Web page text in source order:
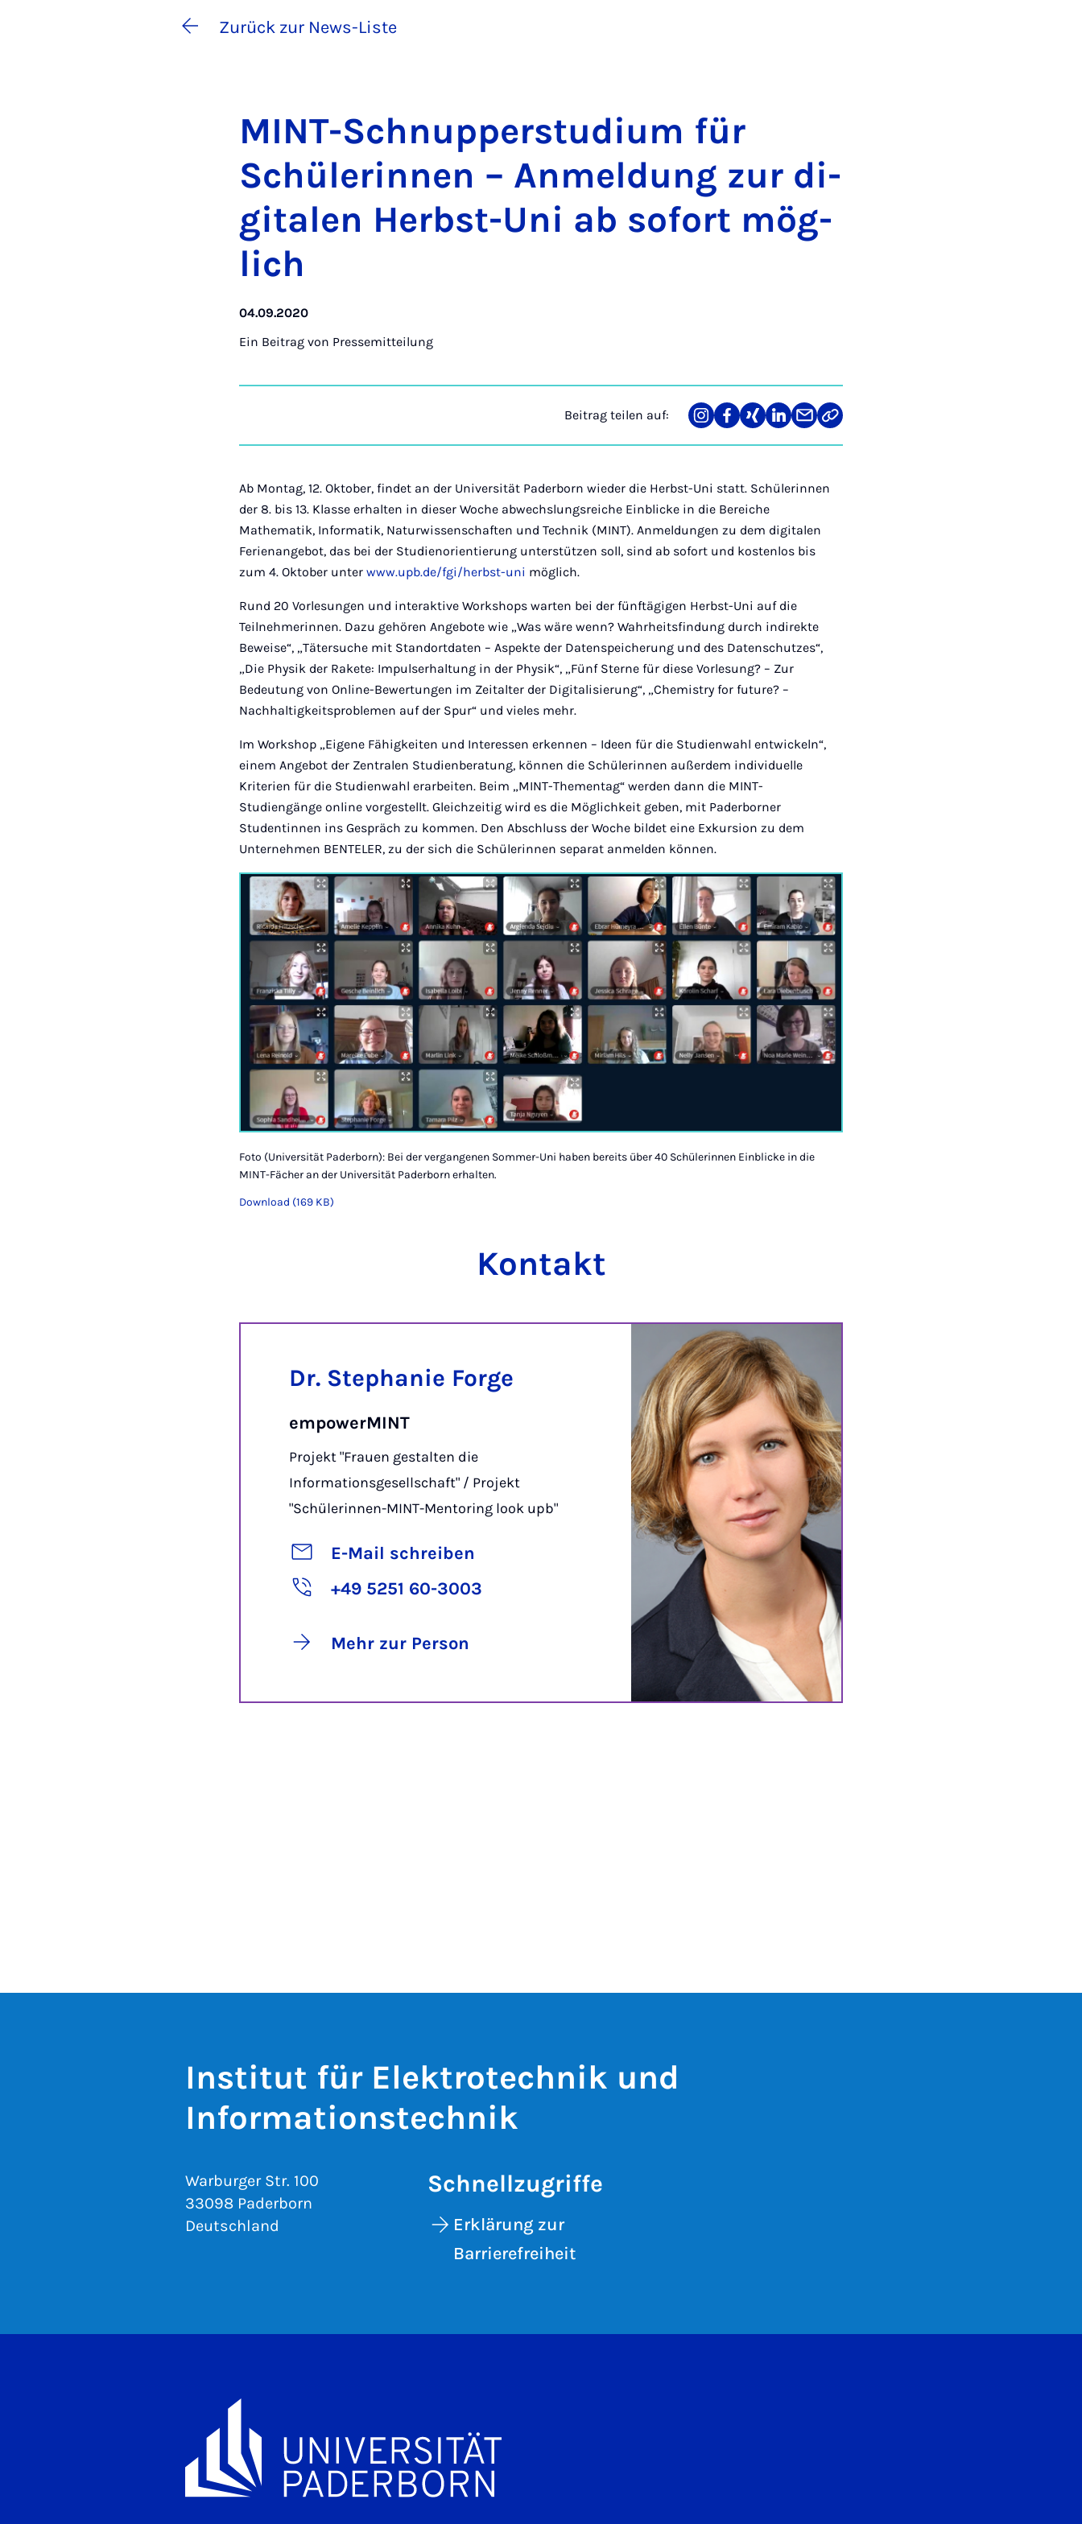
Zurück zur News-Liste
MINT-Schnup­per­stu­di­um für
Schü­le­rin­nen – An­mel­dung zur di­
gi­ta­len Herbst-Uni ab so­fort mög­
lich
04.09.2020
Ein Beitrag von Pressemitteilung
Beitrag teilen auf:
Teilen
auf
Teilen
auf
Teilen
auf
Teilen
auf
Teilen
über
Link
kopieren
Ab Montag, 12. Oktober, findet an der Universität Paderborn wieder die Herbst-Uni statt. Schülerinnen
der 8. bis 13. Klasse erhalten in dieser Woche abwechslungsreiche Einblicke in die Bereiche
Mathematik, Informatik, Naturwissenschaften und Technik (MINT). Anmeldungen zu dem digitalen
Ferienangebot, das bei der Studienorientierung unterstützen soll, sind ab sofort und kostenlos bis
zum 4. Oktober unterwww.upb.de/fgi/herbst-uni möglich.
Rund 20 Vorlesungen und interaktive Workshops warten bei der fünftägigen Herbst-Uni auf die
Teilnehmerinnen. Dazu gehören Angebote wie „Was wäre wenn? Wahrheitsfindung durch indirekte
Beweise“, „Tätersuche mit Standortdaten – Aspekte der Datenspeicherung und des Datenschutzes“,
„Die Physik der Rakete: Impulserhaltung in der Physik“, „Fünf Sterne für diese Vorlesung? – Zur
Bedeutung von Online-Bewertungen im Zeitalter der Digitalisierung“, „Chemistry for future? –
Nachhaltigkeitsproblemen auf der Spur“ und vieles mehr.
Im Workshop „Eigene Fähigkeiten und Interessen erkennen – Ideen für die Studienwahl entwickeln“,
einem Angebot der Zentralen Studienberatung, können die Schülerinnen außerdem individuelle
Kriterien für die Studienwahl erarbeiten. Beim „MINT-Thementag“ werden dann die MINT-
Studiengänge online vorgestellt. Gleichzeitig wird es die Möglichkeit geben, mit Paderborner
Studentinnen ins Gespräch zu kommen. Den Abschluss der Woche bildet eine Exkursion zu dem
Unternehmen BENTELER, zu der sich die Schülerinnen separat anmelden können.
Foto (Universität Paderborn): Bei der vergangenen Sommer-Uni haben bereits über 40 Schülerinnen Einblicke in die
MINT-Fächer an der Universität Paderborn erhalten.
Download (169 KB)
Kontakt
Dr. Stephanie Forge
empowerMINT
Projekt "Frauen gestalten die
Informationsgesellschaft" / Projekt
"Schülerinnen-MINT-Mentoring look upb"
E-Mail schreiben
+49 5251 60-3003
Mehr zur Person
Institut für Elektrotechnik und
Informationstechnik
Warburger Str. 100
33098 Paderborn
Deutschland
Schnellzugriffe
Erklärung zur
Barrierefreiheit